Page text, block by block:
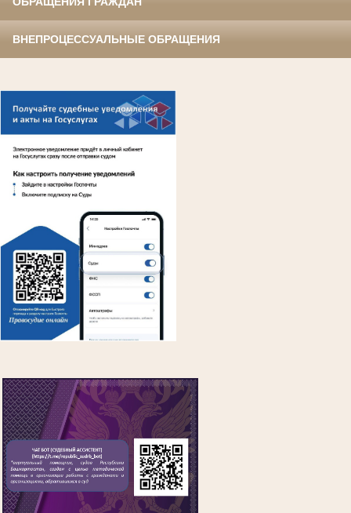
ВНЕПРОЦЕССУАЛЬНЫЕ ОБРАЩЕНИЯ